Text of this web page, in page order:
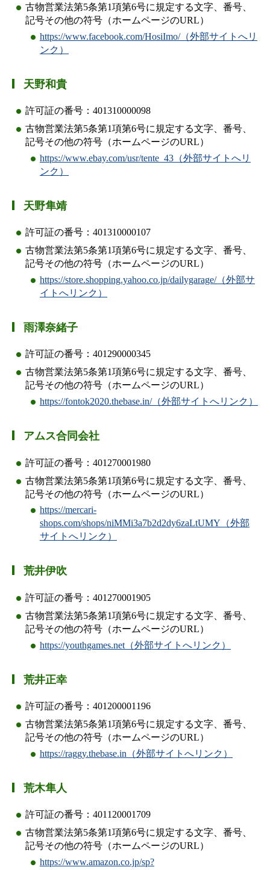
古物営業法第5条第1項第6号に規定する文字、番号、
記号その他の符号（ホームページのURL）
https://www.facebook.com/HosiImo/（外部サイトへリ
ンク）
天野和貴
許可証の番号：401310000098
古物営業法第5条第1項第6号に規定する文字、番号、
記号その他の符号（ホームページのURL）
https://www.ebay.com/usr/tente_43（外部サイトへリ
ンク）
天野隼靖
許可証の番号：401310000107
古物営業法第5条第1項第6号に規定する文字、番号、
記号その他の符号（ホームページのURL）
https://store.shopping.yahoo.co.jp/dailygarage/（外部サ
イトへリンク）
雨澤奈緒子
許可証の番号：401290000345
古物営業法第5条第1項第6号に規定する文字、番号、
記号その他の符号（ホームページのURL）
https://fontok2020.thebase.in/（外部サイトへリンク）
アムス合同会社
許可証の番号：401270001980
古物営業法第5条第1項第6号に規定する文字、番号、
記号その他の符号（ホームページのURL）
https://mercari-
shops.com/shops/niMMi3a7b2d2dy6zaLtUMY（外部
サイトへリンク）
荒井伊吹
許可証の番号：401270001905
古物営業法第5条第1項第6号に規定する文字、番号、
記号その他の符号（ホームページのURL）
https://youthgames.net（外部サイトへリンク）
荒井正幸
許可証の番号：401200001196
古物営業法第5条第1項第6号に規定する文字、番号、
記号その他の符号（ホームページのURL）
https://raggy.thebase.in（外部サイトへリンク）
荒木隼人
許可証の番号：401120001709
古物営業法第5条第1項第6号に規定する文字、番号、
記号その他の符号（ホームページのURL）
https://www.amazon.co.jp/sp?